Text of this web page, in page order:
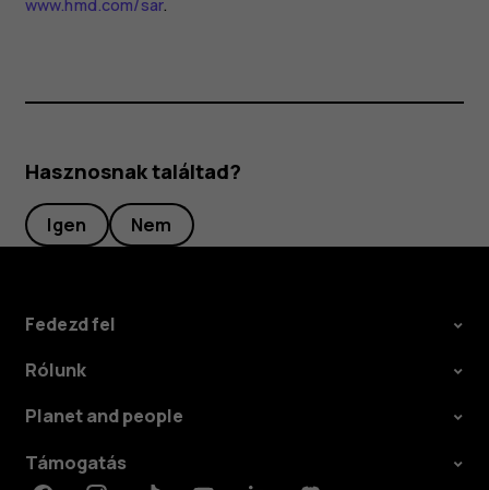
www.hmd.com/sar.
Hasznosnak találtad?
Igen Nem
Fedezd fel
Rólunk
Planet and people
Támogatás